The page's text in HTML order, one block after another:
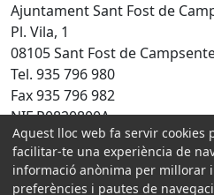
Ajuntament Sant Fost de
Pl. Vila, 1
08105 Sant Fost de
Tel. 935 796 980
Fax 935 796 982
NIF P0820800A
Amb la col·laboració de:
Aquest lloc web fa servir cookies
facilitar-te una experiència de
informació anònima per millorar
preferències i pautes de